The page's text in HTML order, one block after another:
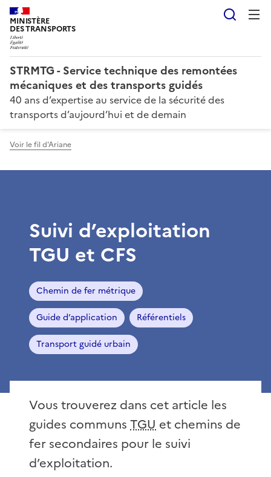
MINISTÈRE
DES TRANSPORTS
STRMTG - Service technique des remontées
mécaniques et des transports guidés
40 ans d’expertise au service de la sécurité des
transports d’aujourd’hui et de demain
Voir le fil d'Ariane
Suivi d’exploitation
TGU et CFS
Chemin de fer métrique
Guide d’application Référentiels
Transport guidé urbain
Vous trouverez dans cet article les
guides communs TGU et chemins de
fer secondaires pour le suivi
d’exploitation.